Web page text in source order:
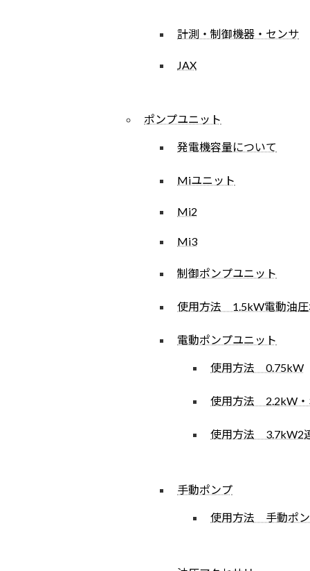
計測・制御機器・センサ
JAX
ポンプユニット
発電機容量について
Miユニット
Mi2
Mi3
制御ポンプユニット
使用方法 1.5kW電動油圧
電動ポンプユニット
使用方法 0.75kW
使用方法 2.2kW・
使用方法 3.7kW2
手動ポンプ
使用方法 手動ポ